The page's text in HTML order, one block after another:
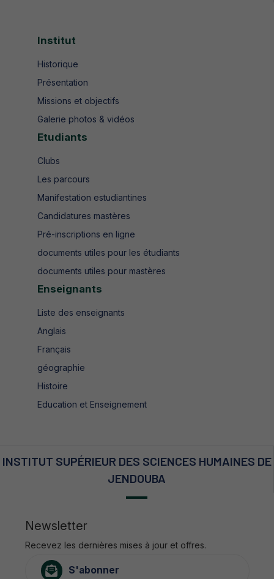
Institut
Historique
Présentation
Missions et objectifs
Galerie photos & vidéos
Etudiants
Clubs
Les parcours
Manifestation estudiantines
Candidatures mastères
Pré-inscriptions en ligne
documents utiles pour les étudiants
documents utiles pour mastères
Enseignants
Liste des enseignants
Anglais
Français
géographie
Histoire
Education et Enseignement
INSTITUT SUPÉRIEUR DES SCIENCES HUMAINES DE
JENDOUBA
Newsletter
Recevez les dernières mises à jour et offres.
S'abonner